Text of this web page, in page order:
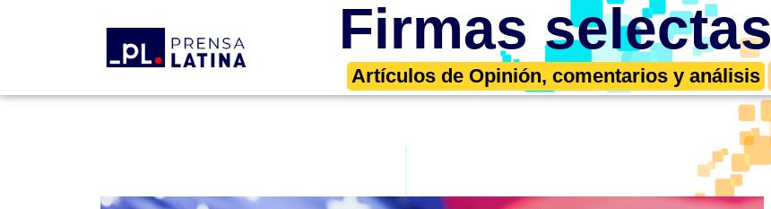
Firmas selectas
Artículos de Opinión, comentarios y análisis